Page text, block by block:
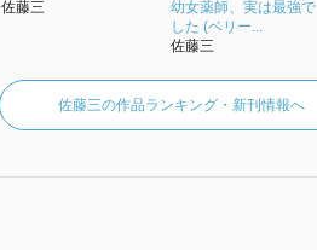
佐藤三
幼女薬師、実は最強で
した (ベリー...
佐藤三
佐藤三の作品ランキング・新刊情報へ